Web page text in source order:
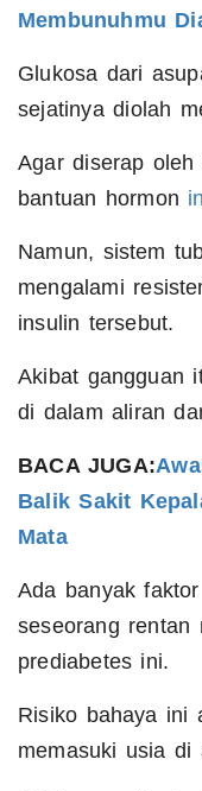
Membunuhmu
Glukosa dari
sejatinya diolah
Agar diserap oleh
bantuan hormon
Namun, sistem
mengalami
insulin tersebut.
Akibat gangguan
di dalam aliran
BACA JUGA:
Balik Sakit
Mata
Ada banyak
seseorang rentan
prediabetes ini.
Risiko bahaya ini
memasuki usia di